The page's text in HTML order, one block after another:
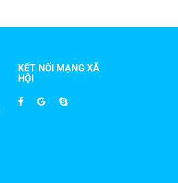
KẾT NỐI MẠNG XÃ
HỘI